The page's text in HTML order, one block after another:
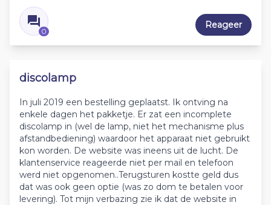
0
Reageer
discolamp
In juli 2019 een bestelling geplaatst. Ik ontving na
enkele dagen het pakketje. Er zat een incomplete
discolamp in (wel de lamp, niet het mechanisme plus
afstandbediening) waardoor het apparaat niet gebruikt
kon worden. De website was ineens uit de lucht. De
klantenservice reageerde niet per mail en telefoon
werd niet opgenomen..Terugsturen kostte geld dus
dat was ook geen optie (was zo dom te betalen voor
levering). Tot mijn verbazing zie ik dat de website in